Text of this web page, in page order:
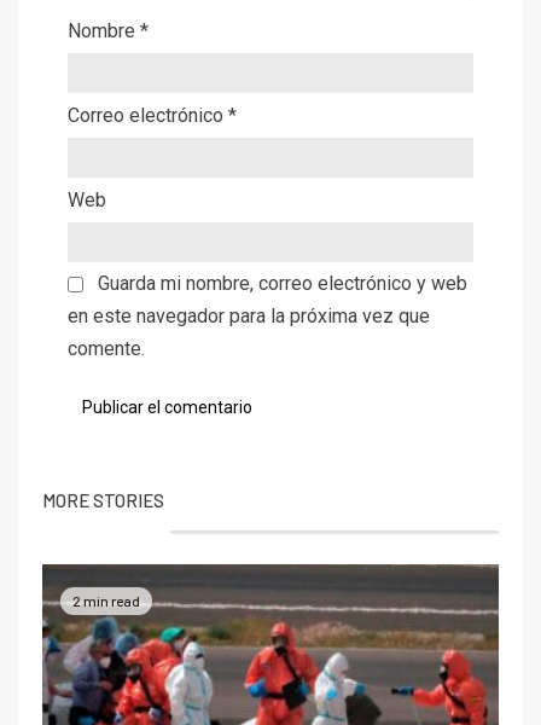
Nombre *
Correo electrónico *
Web
Guarda mi nombre, correo electrónico y web
en este navegador para la próxima vez que
comente.
MORE STORIES
2 min read